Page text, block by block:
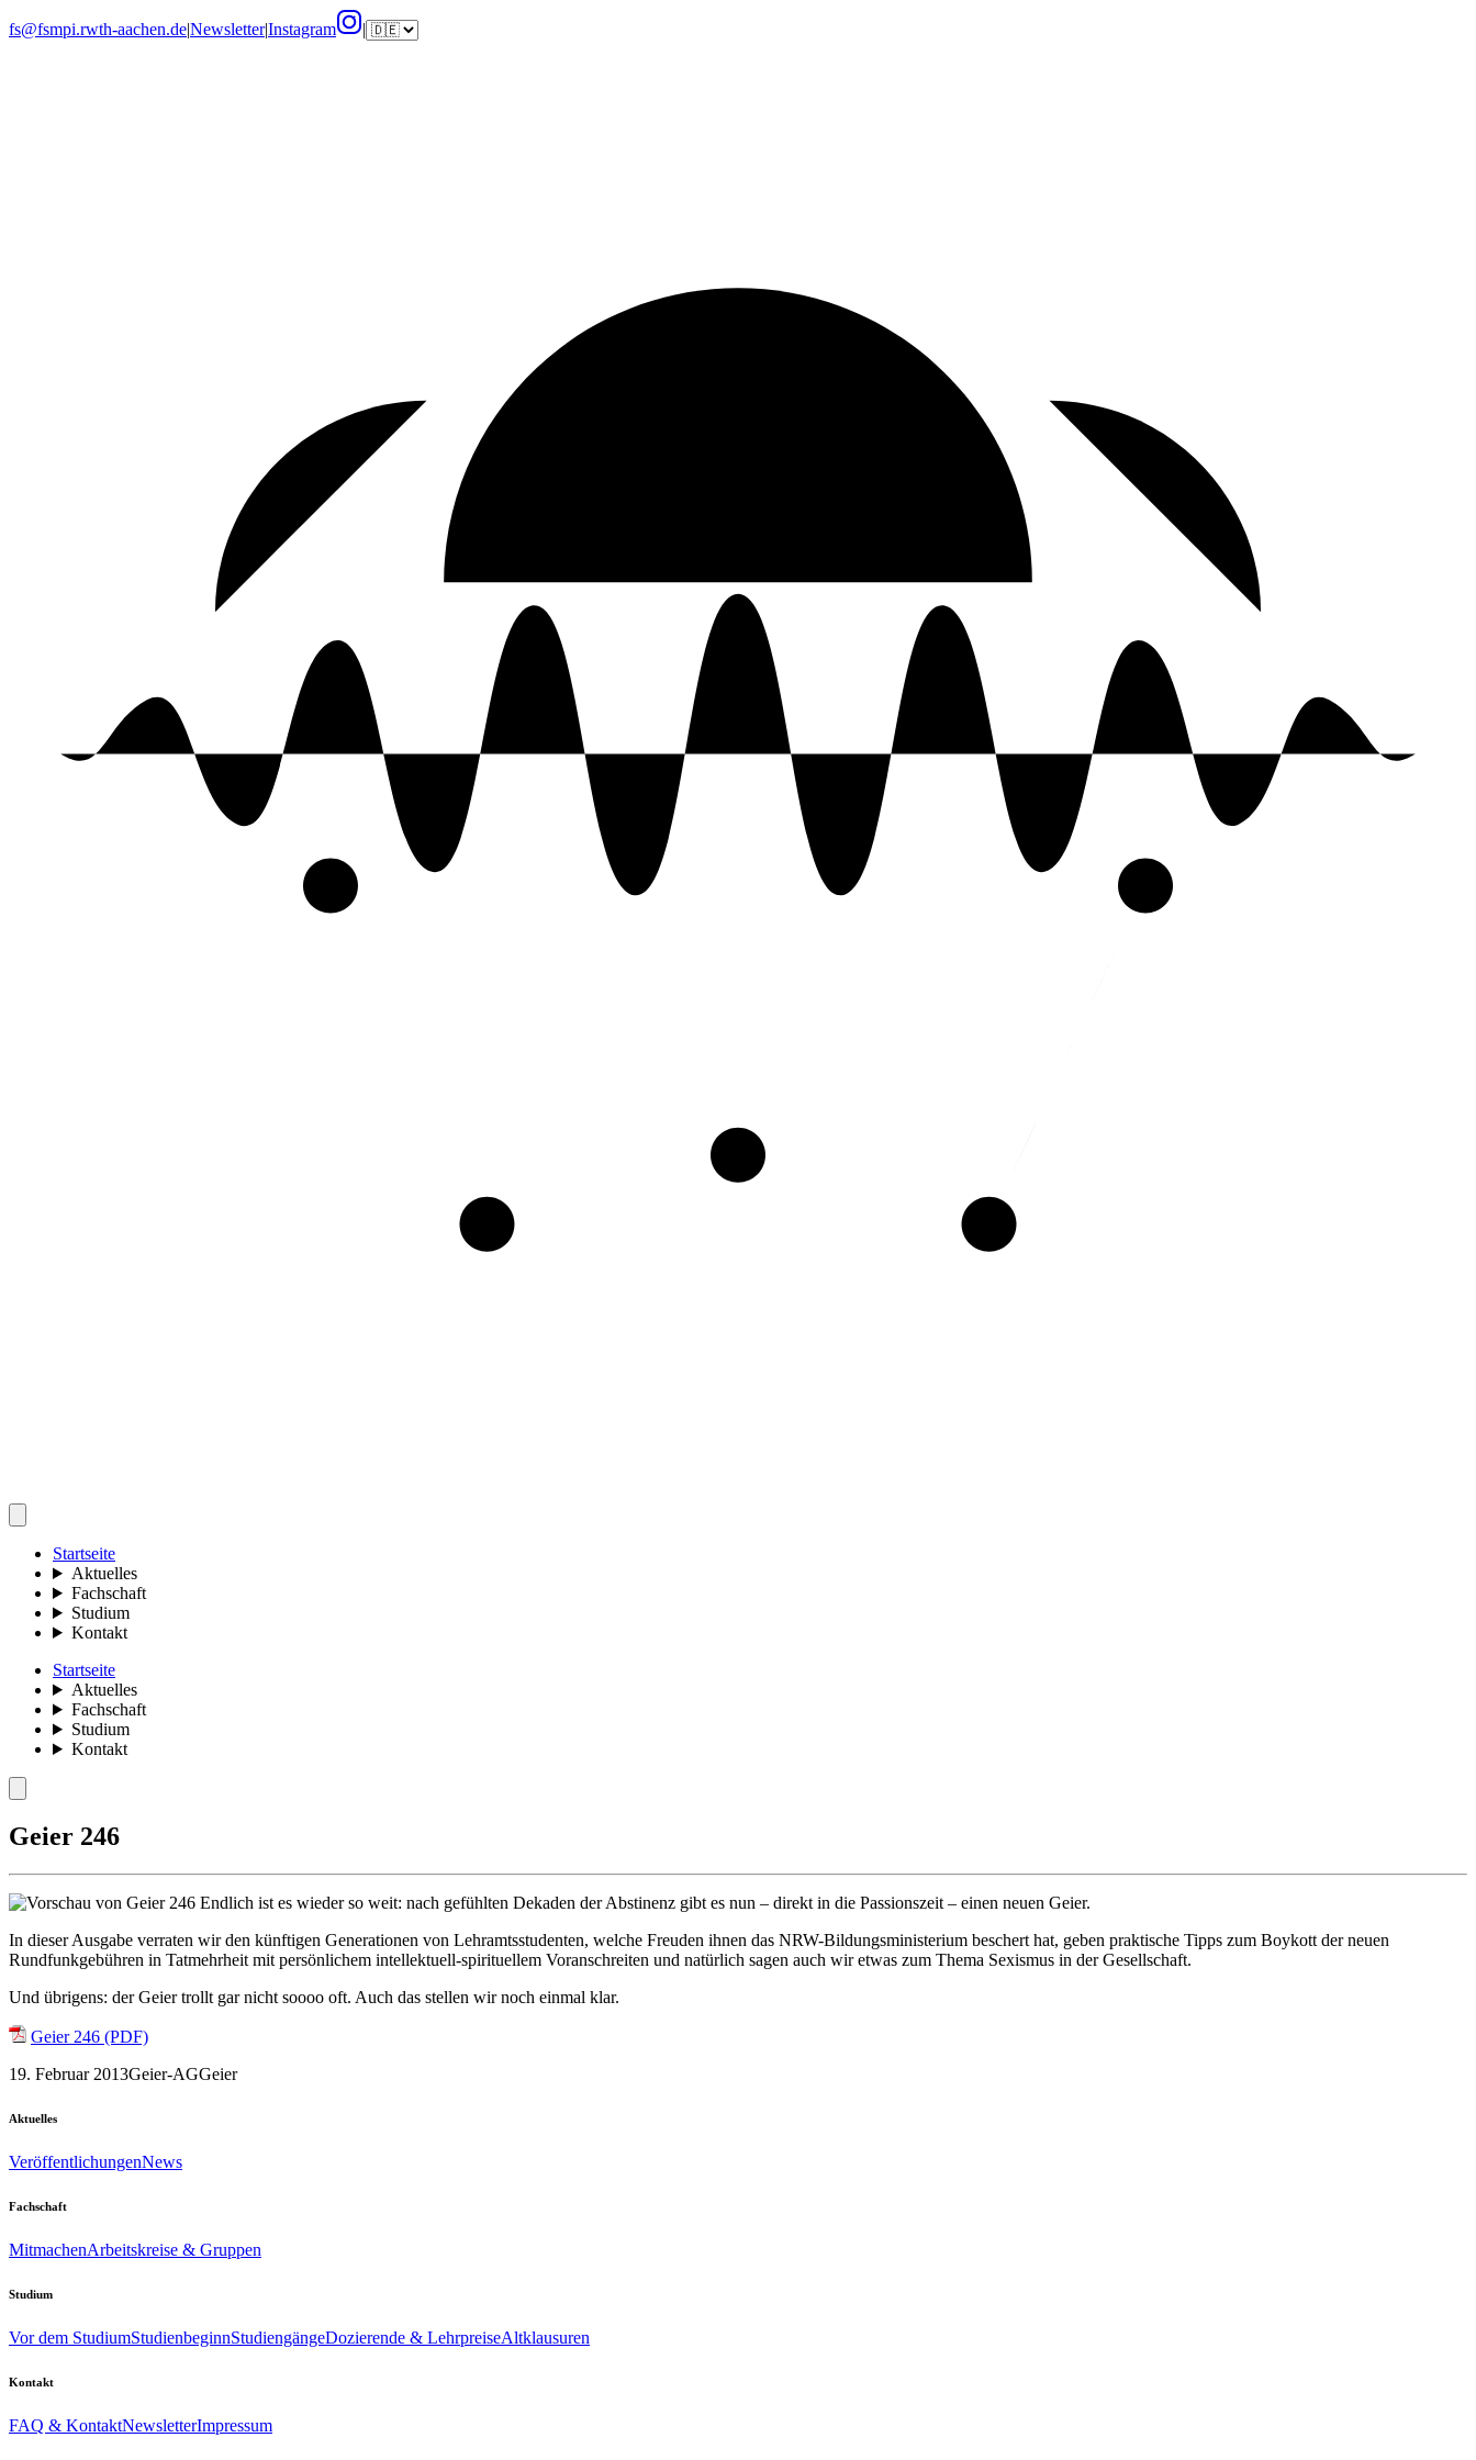
fs@fsmpi.rwth-aachen.de|Newsletter|Instagram |
Startseite
Aktuelles
Fachschaft
Studium
Kontakt
Startseite
Aktuelles
Fachschaft
Studium
Kontakt
Geier 246
Endlich ist es wieder so weit: nach gefühlten Dekaden der Abstinenz gibt es nun – direkt in die Passionszeit – einen neuen Geier.
In dieser Ausgabe verraten wir den künftigen Generationen von Lehramtsstudenten, welche Freuden ihnen das NRW-Bildungsministerium beschert hat, geben praktische Tipps zum Boykott der neuen
Rundfunkgebühren in Tatmehrheit mit persönlichem intellektuell-spirituellem Voranschreiten und natürlich sagen auch wir etwas zum Thema Sexismus in der Gesellschaft.
Und übrigens: der Geier trollt gar nicht soooo oft. Auch das stellen wir noch einmal klar.
Geier 246 (PDF)
19. Februar 2013Geier-AGGeier
Aktuelles
VeröffentlichungenNews
Fachschaft
MitmachenArbeitskreise & Gruppen
Studium
Vor dem StudiumStudienbeginnStudiengängeDozierende & LehrpreiseAltklausuren
Kontakt
FAQ & KontaktNewsletterImpressum